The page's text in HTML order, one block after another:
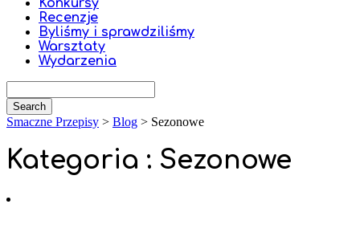
Konkursy
Recenzje
Byliśmy i sprawdziliśmy
Warsztaty
Wydarzenia
Smaczne Przepisy > Blog > Sezonowe
Kategoria : Sezonowe